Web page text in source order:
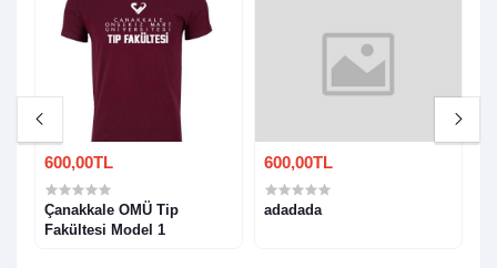
600,00TL
Çanakkale OMÜ Tip
Fakültesi Model 1
600,00TL
adadada